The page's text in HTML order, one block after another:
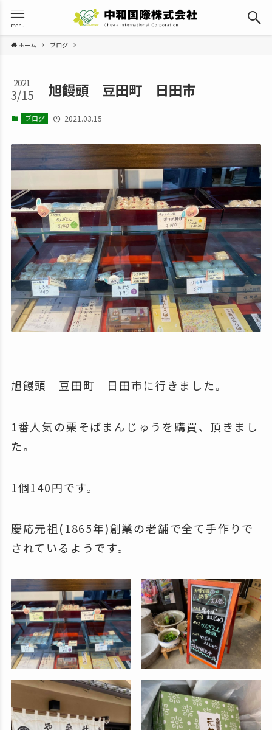
menu
ホーム ブログ
旭饅頭 豆田町 日田市
2021
3/15
ブログ 2021.03.15
旭饅頭 豆田町 日田市に行きました。
1番人気の栗そばまんじゅうを購買、頂きまし
た。
1個140円です。
慶応元祖(1865年)創業の老舗で全て手作りで
されているようです。